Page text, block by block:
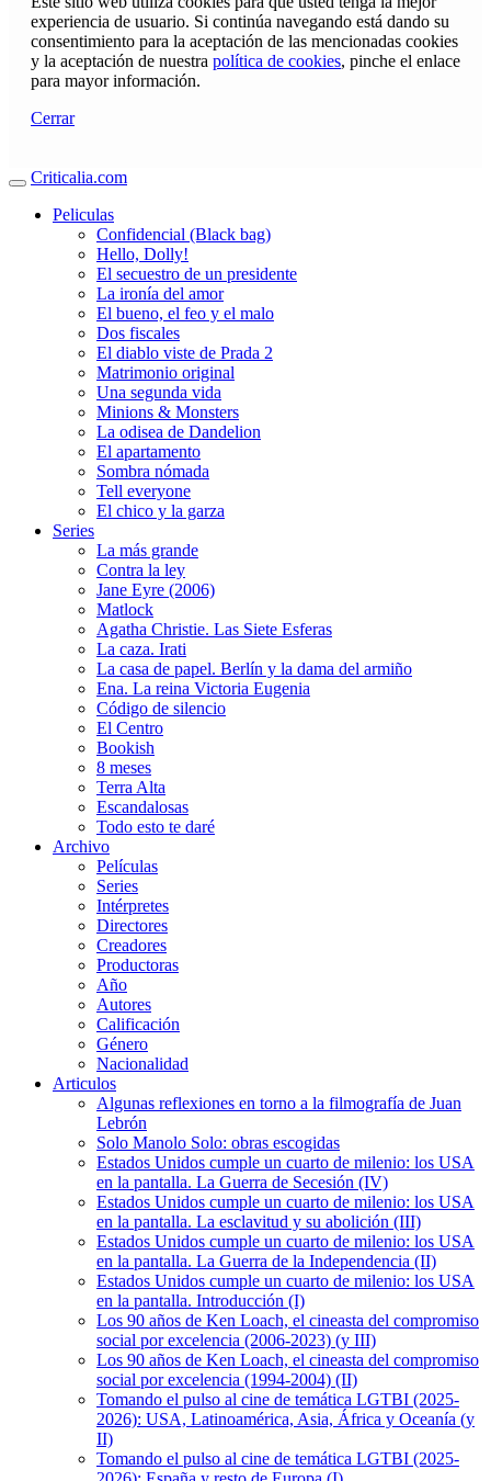
experiencia de usuario. Si continúa navegando está dando su
consentimiento para la aceptación de las mencionadas cookies
y la aceptación de nuestra política de cookies, pinche el enlace
para mayor información.
Cerrar
Criticalia.com
Peliculas
Confidencial (Black bag)
Hello, Dolly!
El secuestro de un presidente
La ironía del amor
El bueno, el feo y el malo
Dos fiscales
El diablo viste de Prada 2
Matrimonio original
Una segunda vida
Minions & Monsters
La odisea de Dandelion
El apartamento
Sombra nómada
Tell everyone
El chico y la garza
Series
La más grande
Contra la ley
Jane Eyre (2006)
Matlock
Agatha Christie. Las Siete Esferas
La caza. Irati
La casa de papel. Berlín y la dama del armiño
Ena. La reina Victoria Eugenia
Código de silencio
El Centro
Bookish
8 meses
Terra Alta
Escandalosas
Todo esto te daré
Archivo
Películas
Series
Intérpretes
Directores
Creadores
Productoras
Año
Autores
Calificación
Género
Nacionalidad
Articulos
Algunas reflexiones en torno a la filmografía de Juan
Lebrón
Solo Manolo Solo: obras escogidas
Estados Unidos cumple un cuarto de milenio: los USA
en la pantalla. La Guerra de Secesión (IV)
Estados Unidos cumple un cuarto de milenio: los USA
en la pantalla. La esclavitud y su abolición (III)
Estados Unidos cumple un cuarto de milenio: los USA
en la pantalla. La Guerra de la Independencia (II)
Estados Unidos cumple un cuarto de milenio: los USA
en la pantalla. Introducción (I)
Los 90 años de Ken Loach, el cineasta del compromiso
social por excelencia (2006-2023) (y III)
Los 90 años de Ken Loach, el cineasta del compromiso
social por excelencia (1994-2004) (II)
Tomando el pulso al cine de temática LGTBI (2025-
2026): USA, Latinoamérica, Asia, África y Oceanía (y
II)
Tomando el pulso al cine de temática LGTBI (2025-